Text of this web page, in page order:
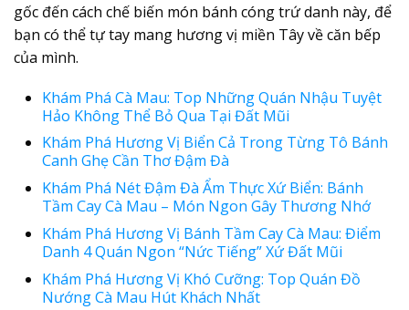
gốc đến cách chế biến món bánh cóngtrứ danh này, để
bạn có thể tự tay mang hương vị miền Tây về căn bếp
của mình.
Khám Phá Cà Mau: Top Những Quán Nhậu Tuyệt
Hảo Không Thể Bỏ Qua Tại Đất Mũi
Khám Phá Hương Vị Biển Cả Trong Từng Tô Bánh
Canh Ghẹ Cần Thơ Đậm Đà
Khám Phá Nét Đậm Đà Ẩm Thực Xứ Biển: Bánh
Tầm Cay Cà Mau – Món Ngon Gây Thương Nhớ
Khám Phá Hương Vị Bánh Tầm Cay Cà Mau: Điểm
Danh 4 Quán Ngon “Nức Tiếng” Xứ Đất Mũi
Khám Phá Hương Vị Khó Cưỡng: Top Quán Đồ
Nướng Cà Mau Hút Khách Nhất